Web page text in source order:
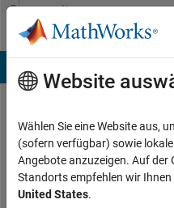
Weiter zum Inhalt
Community
Profile
Last
seen:
mehr
Website
Wählen Sie eine Website aus,
(sofern verfügbar) sowie
Angebote anzuzeigen. Auf der
Standorts empfehlen wir
United States.